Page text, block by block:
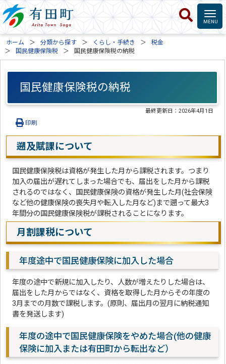
ホーム 分類から探す くらし・手続き
税金
国民健康保険税
国民健康保険税の納税
国民健康保険税の納税
最終更新日：2026年4月1日
印刷
遡及賦課について
国民健康保険税は資格が発生した月から課税されます。つまり
加入の届出が遅れてしまった場合でも、届出をした月から課税
されるのではなく、国民健康保険の資格が発生した月(社会保険
など他の健康保険の喪失月や転入した月など)まで遡って最大3
年間分の国民健康保険税が課税されることになります。
月割課税について
年度途中で国民健康保険に加入した場合
年度の途中で新規に加入したり、人数が増えたりした場合は、
届出をした月からではなく、資格を取得した月からその年度の
3月までの月数で課税します。(原則、届出月の翌月に納税通知
書を発送します)
年度の途中で国民健康保険をやめた場合(他の健康
保険に加入または有田町から転出など）